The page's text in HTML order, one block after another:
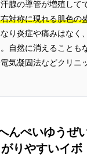
腺の導管が増殖して
対称に現れる肌色の
り炎症や痛みはなく
自然に消えることも
気凝固法などクリニ
んぺいゆうぜ
がりやすいイボ